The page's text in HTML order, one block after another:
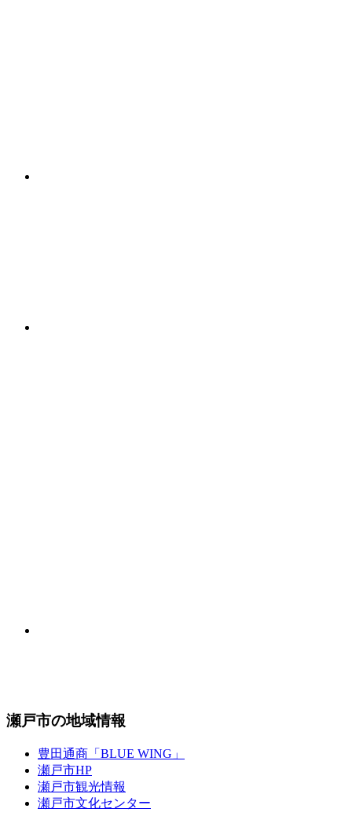
瀬戸市の地域情報
豊田通商「BLUE WING」
瀬戸市HP
瀬戸市観光情報
瀬戸市文化センター